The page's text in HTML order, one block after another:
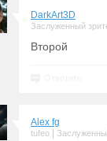
DarkArt3D
Заслуженный
Второй
Alex fg
tufeo